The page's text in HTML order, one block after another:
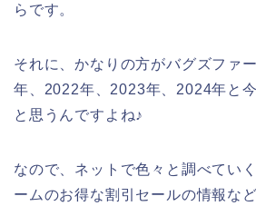
らです。
それに、かなりの方がバグズファ
年、2022年、2023年、2024年と
と思うんですよね♪
なので、ネットで色々と調べてい
ームのお得な割引セールの情報な